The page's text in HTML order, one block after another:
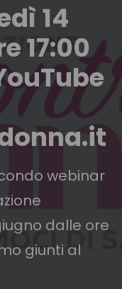
14
17:00
webinar
dalle ore
giunti al